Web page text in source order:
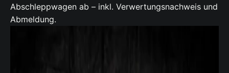
Abschleppwagen ab – inkl. Verwertungsnachweis und
Abmeldung.